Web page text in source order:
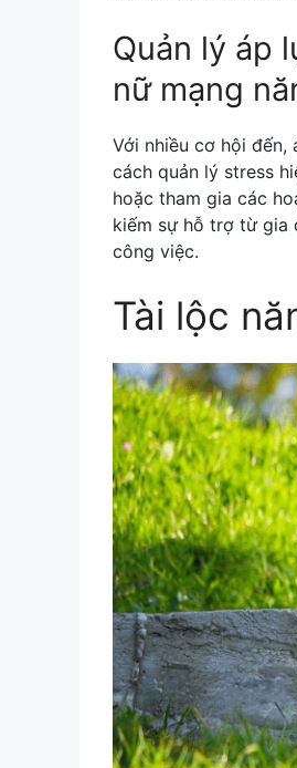
Quản lý áp
nữ mạng
Với nhiều cơ hội
cách quản lý stress
hoặc tham gia các
kiếm sự hỗ trợ từ gia
công việc.
Tài lộc